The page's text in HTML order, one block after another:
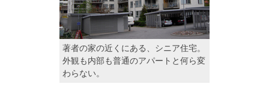
著者の家の近くにある、シニア住宅。
外観も内部も普通のアパートと何ら変
わらない。